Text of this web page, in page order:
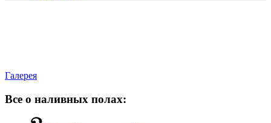
Галерея
Все о наливных полах: